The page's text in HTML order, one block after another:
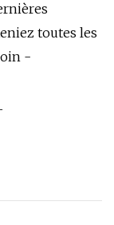
toutes les
-